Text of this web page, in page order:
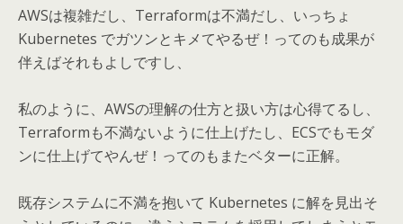
AWSは複雑だし、Terraformは不満だし、いっちょ
Kubernetes でガツンとキメてやるぜ！ってのも成果が
伴えばそれもよしですし、
私のように、AWSの理解の仕方と扱い方は心得てるし、
Terraformも不満ないように仕上げたし、ECSでもモダ
ンに仕上げてやんぜ！ってのもまたベターに正解。
既存システムに不満を抱いて Kubernetes に解を見出そ